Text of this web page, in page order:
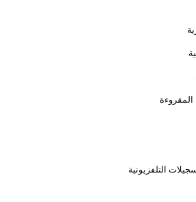
المقروءة
التلفزيونية